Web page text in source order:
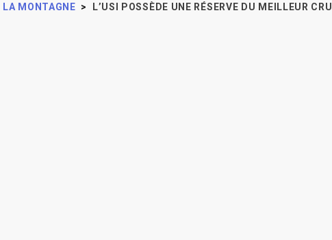
LA MONTAGNE > L’USI POSSÈDE UNE RÉSERVE DU MEILLEUR CRU